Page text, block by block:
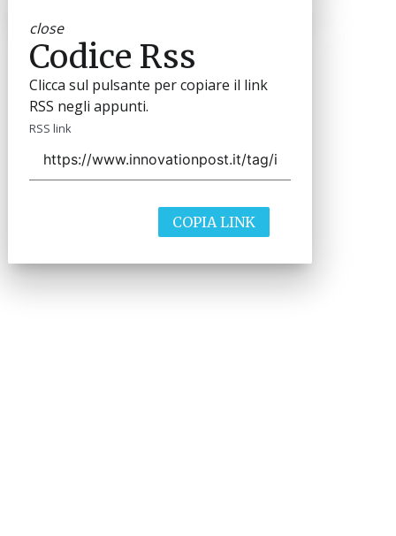
close
Codice Rss
Clicca sul pulsante per copiare il link
RSS negli appunti.
RSS link
COPIA LINK